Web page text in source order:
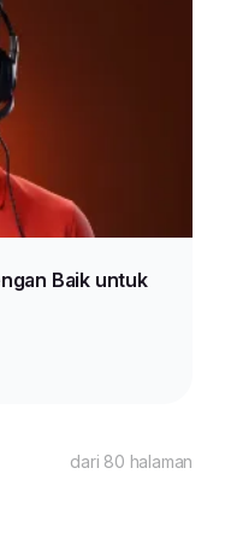
Baik untuk
dari 80 halaman